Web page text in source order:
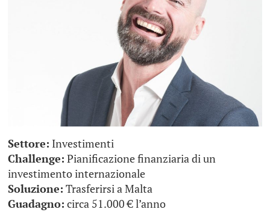
Settore: Investimenti
Challenge: Pianificazione finanziaria di un
investimento internazionale
Soluzione: Trasferirsi a Malta
Guadagno: circa 51.000 € l’anno